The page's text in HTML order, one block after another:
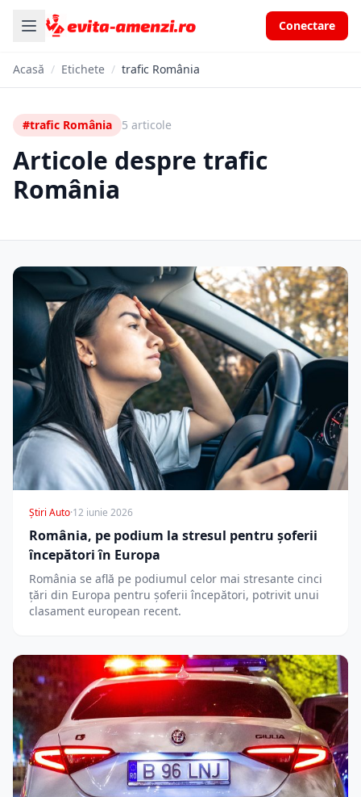
Conectare
Acasă / Etichete / trafic România
#trafic România 5 articole
Articole despre trafic
România
Știri Auto·12 iunie 2026
România, pe podium la stresul pentru șoferii
începători în Europa
România se află pe podiumul celor mai stresante cinci
țări din Europa pentru șoferii începători, potrivit unui
clasament european recent.